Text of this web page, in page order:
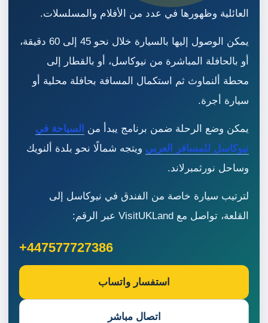
العائلية وظهورها في عدد من الأفلام والمسلسلات.
يمكن الوصول إليها بالسيارة خلال نحو 45 إلى 60 دقيقة،
أو بالحافلة المباشرة من نيوكاسل، أو بالقطار إلى
محطة ألنماوث ثم استكمال المسافة بحافلة محلية أو
سيارة أجرة.
يمكن وضع الرحلة ضمن برنامج يبدأ من السياحة في
نيوكاسل للمسافر العربي ويتجه شمالًا نحو بلدة ألنويك
وساحل نورثمبرلاند.
لترتيب سيارة خاصة من الفندق في نيوكاسل إلى
القلعة، تواصل مع VisitUKLand عبر الرقم:
+447577727386
استفسار واتساب
اتصال مباشر